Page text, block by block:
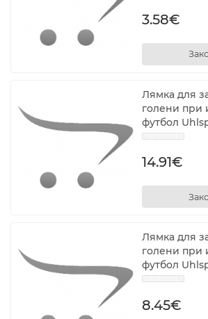
3.58€
Лямка для
голени при
футбол
14.91€
Лямка для
голени при
футбол
8.45€